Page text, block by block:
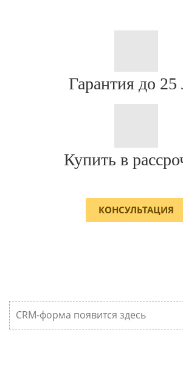
Гарантия до 25
Купить в
КОНСУЛЬТАЦИЯ
CRM-форма появится здесь